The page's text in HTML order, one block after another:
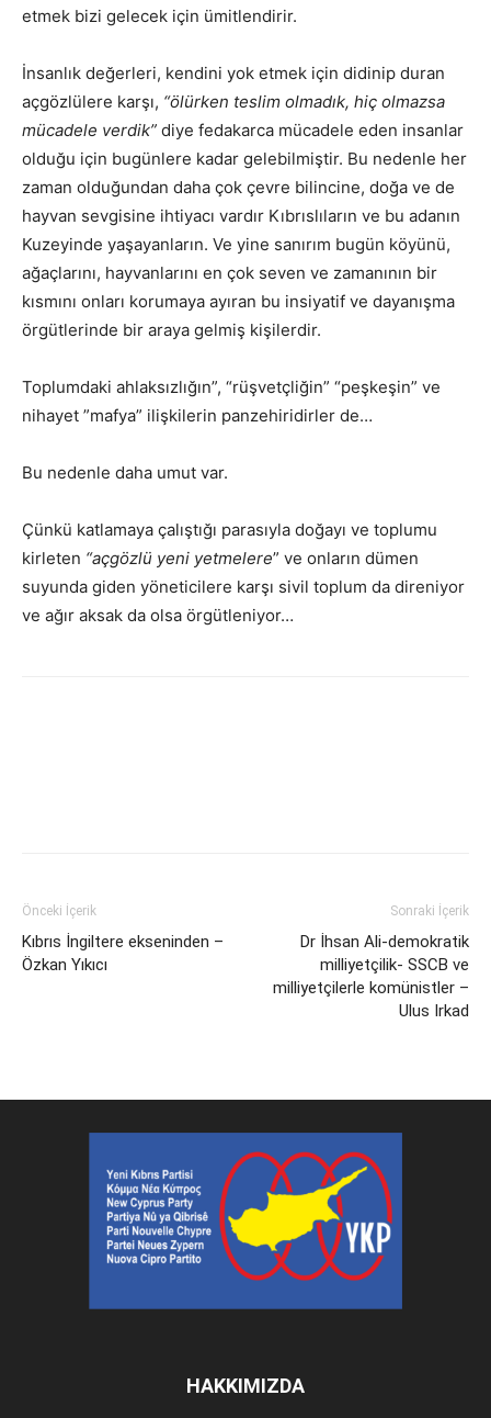
etmek bizi gelecek için ümitlendirir.
İnsanlık değerleri, kendini yok etmek için didinip duran
açgözlülere karşı, “ölürken teslim olmadık, hiç olmazsa
mücadele verdik” diye fedakarca mücadele eden insanlar
olduğu için bugünlere kadar gelebilmiştir. Bu nedenle her
zaman olduğundan daha çok çevre bilincine, doğa ve de
hayvan sevgisine ihtiyacı vardır Kıbrıslıların ve bu adanın
Kuzeyinde yaşayanların. Ve yine sanırım bugün köyünü,
ağaçlarını, hayvanlarını en çok seven ve zamanının bir
kısmını onları korumaya ayıran bu insiyatif ve dayanışma
örgütlerinde bir araya gelmiş kişilerdir.
Toplumdaki ahlaksızlığın”, “rüşvetçliğin” “peşkeşin” ve
nihayet ”mafya” ilişkilerin panzehiridirler de…
Bu nedenle daha umut var.
Çünkü katlamaya çalıştığı parasıyla doğayı ve toplumu
kirleten “açgözlü yeni yetmelere” ve onların dümen
suyunda giden yöneticilere karşı sivil toplum da direniyor
ve ağır aksak da olsa örgütleniyor…
Önceki İçerik
Kıbrıs İngiltere ekseninden –
Özkan Yıkıcı
Sonraki İçerik
Dr İhsan Ali-demokratik
milliyetçilik- SSCB ve
milliyetçilerle komünistler –
Ulus Irkad
HAKKIMIZDA